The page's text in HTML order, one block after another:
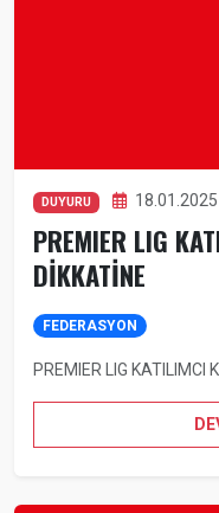
DUYURU 18.01.2025
PREMIER LIG
DİKKATİNE
FEDERASYON
PREMIER LIG KATILIMCI